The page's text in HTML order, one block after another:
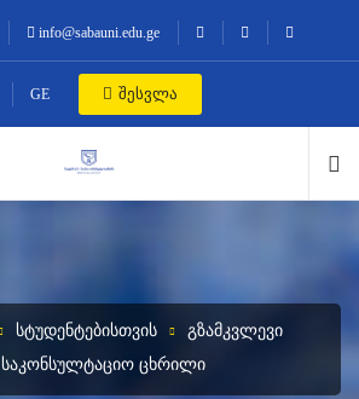
info@sabauni.edu.ge
GE შესვლა
ᲡᲢᲣᲓᲔᲜᲢᲔᲑᲘᲡᲗᲕᲘᲡ
ᲒᲖᲐᲛᲙᲕᲚᲔᲕᲘ
ᲡᲐᲙᲝᲜᲡᲣᲚᲢᲐᲪᲘᲝ ᲪᲮᲠᲘᲚᲘ